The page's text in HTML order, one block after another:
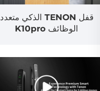
قفل TENON الذكي متعدد
الوظائف K10pro